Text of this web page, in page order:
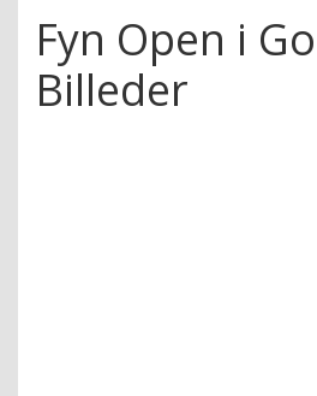
Fyn Open i
Billeder